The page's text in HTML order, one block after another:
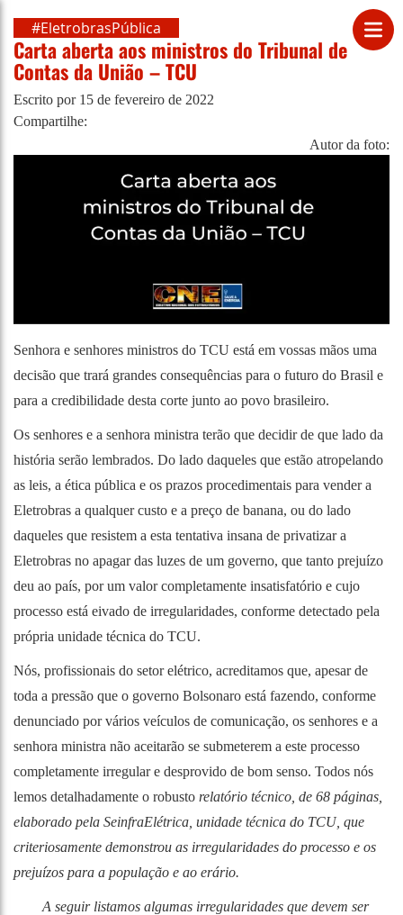
#EletrobrasPública
Carta aberta aos ministros do Tribunal de
Contas da União – TCU
Escrito por 15 de fevereiro de 2022
Compartilhe:
Autor da foto:
Senhora e senhores ministros do TCU está em vossas mãos uma
decisão que trará grandes consequências para o futuro do Brasil e
para a credibilidade desta corte junto ao povo brasileiro.
Os senhores e a senhora ministra terão que decidir de que lado da
história serão lembrados. Do lado daqueles que estão atropelando
as leis, a ética pública e os prazos procedimentais para vender a
Eletrobras a qualquer custo e a preço de banana, ou do lado
daqueles que resistem a esta tentativa insana de privatizar a
Eletrobras no apagar das luzes de um governo, que tanto prejuízo
deu ao país, por um valor completamente insatisfatório e cujo
processo está eivado de irregularidades, conforme detectado pela
própria unidade técnica do TCU.
Nós, profissionais do setor elétrico, acreditamos que, apesar de
toda a pressão que o governo Bolsonaro está fazendo, conforme
denunciado por vários veículos de comunicação, os senhores e a
senhora ministra não aceitarão se submeterem a este processo
completamente irregular e desprovido de bom senso. Todos nós
lemos detalhadamente o robusto relatório técnico, de 68 páginas,
elaborado pela SeinfraElétrica, unidade técnica do TCU, que
criteriosamente demonstrou as irregularidades do processo e os
prejuízos para a população e ao erário.
A seguir listamos algumas irregularidades que devem ser